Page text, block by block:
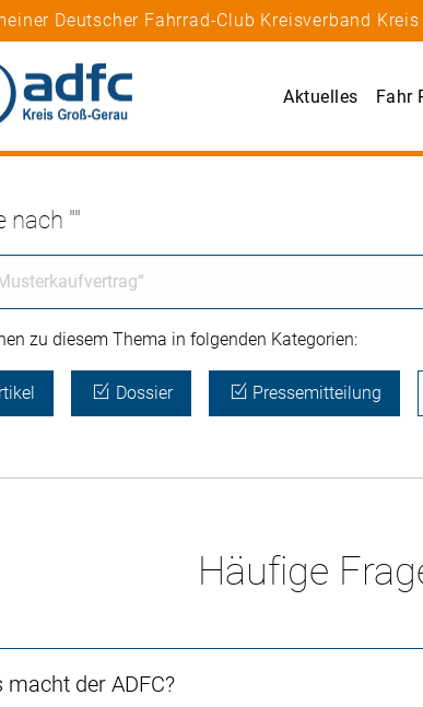
Deutscher Fahrrad-Club Kreisverband Kreis
Aktuelles Fahr
nach ""
zu diesem Thema in folgenden Kategorien:
Dossier Pressemitteilung
Häufige
macht der ADFC?